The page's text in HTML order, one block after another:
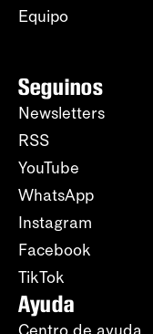
Equipo
Seguinos
Newsletters
RSS
YouTube
WhatsApp
Instagram
Facebook
TikTok
Ayuda